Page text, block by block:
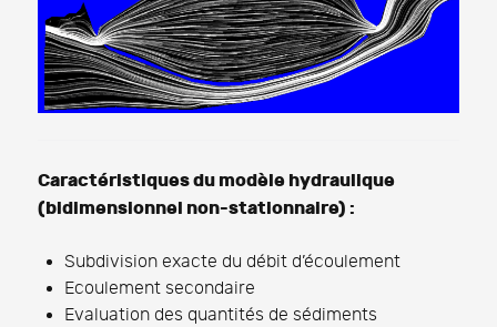
Caractéristiques du modèle hydraulique
(bidimensionnel non-stationnaire) :
Subdivision exacte du débit d’écoulement
Ecoulement secondaire
Evaluation des quantités de sédiments